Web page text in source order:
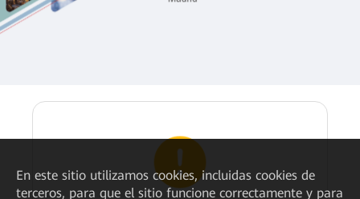
En este sitio utilizamos cookies, incluidas cookies de
terceros, para que el sitio funcione correctamente y para